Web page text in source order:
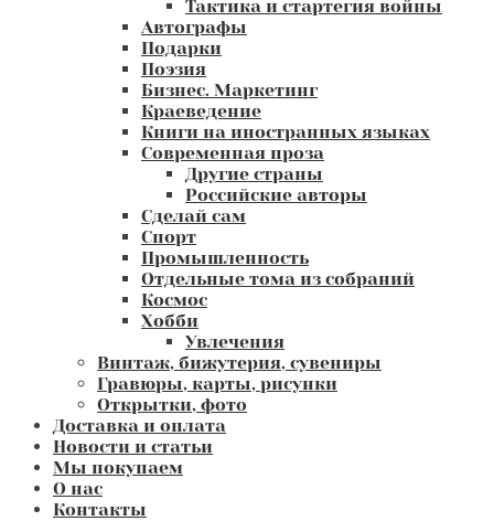
Тактика и стартегия войны
Автографы
Подарки
Поэзия
Бизнес. Маркетинг
Краеведение
Книги на иностранных языках
Современная проза
Другие страны
Российские авторы
Сделай сам
Спорт
Промышленность
Отдельные тома из собраний
Космос
Хобби
Увлечения
Винтаж, бижутерия, сувениры
Гравюры, карты, рисунки
Открытки, фото
Доставка и оплата
Новости и статьи
Мы покупаем
О нас
Контакты